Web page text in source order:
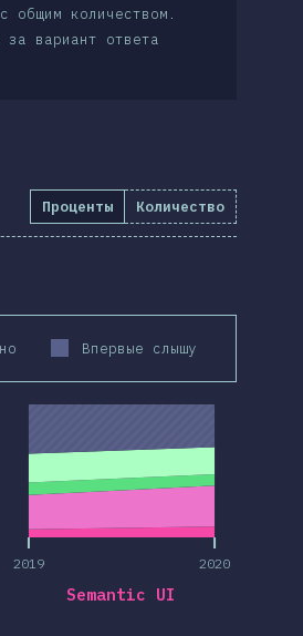
с общим количеством.
за вариант ответа
Проценты Количество
Впервые слышу
2019 2020
2019 2020
Semantic UI